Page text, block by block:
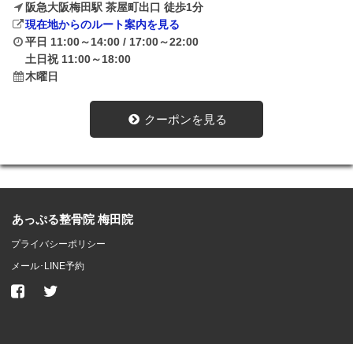
阪急大阪梅田駅 茶屋町出口 徒歩1分
現在地からのルート案内を見る
平日 11:00～14:00 / 17:00～22:00
土日祝 11:00～18:00
木曜日
クーポンを見る
あっぷる整骨院 梅田院
プライバシーポリシー
メール･LINE予約